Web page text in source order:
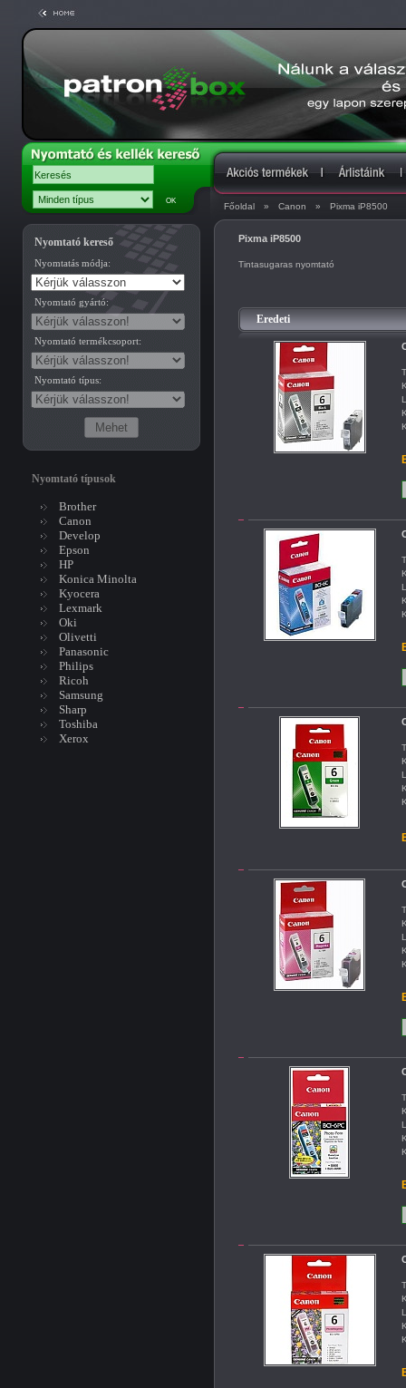
Főoldal » Canon » Pixma iP8500
Nyomtató kereső
Nyomtatás módja:
Nyomtató gyártó:
Nyomtató termékcsoport:
Nyomtató típus:
Nyomtató típusok
Brother
Canon
Develop
Epson
HP
Konica Minolta
Kyocera
Lexmark
Oki
Olivetti
Panasonic
Philips
Ricoh
Samsung
Sharp
Toshiba
Xerox
Pixma iP8500
Tintasugaras nyomtató
Eredeti